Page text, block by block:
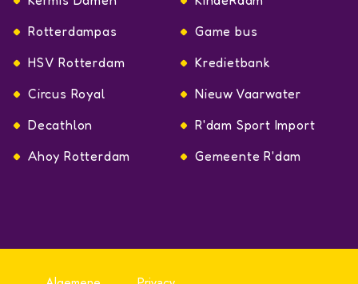
Rotterdampas
Game bus
HSV Rotterdam
Kredietbank
Circus Royal
Nieuw Vaarwater
Decathlon
R'dam Sport Import
Ahoy Rotterdam
Gemeente R'dam